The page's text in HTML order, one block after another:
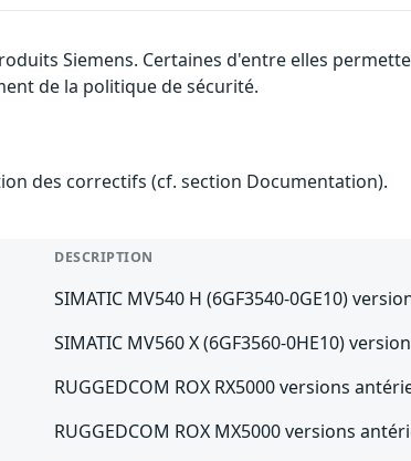
Siemens. Certaines d'entre elles
de la politique de sécurité.
des correctifs (cf. section Documentation).
DESCRIPTION
SIMATIC MV540 H (6GF3540-0GE10)
SIMATIC MV560 X (6GF3560-0HE10)
RUGGEDCOM ROX RX5000 versions
RUGGEDCOM ROX MX5000 versions